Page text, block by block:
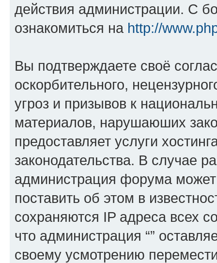
действия администрации. С
ознакомиться на http://
Вы подтверждаете своё
оскорбительного,
угроз и призывов к
материалов, нарушаюших
предоставляет услуги
законодательства. В случае
администрация форума
поставить об этом в
сохраняются IP адреса всех
что администрация “”
своему усмотрению